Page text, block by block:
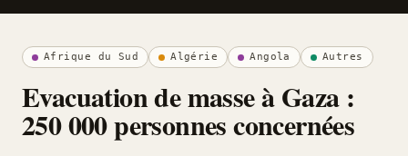
Afrique du Sud Algérie Angola Autres
Evacuation de masse à Gaza :
250 000 personnes concernées